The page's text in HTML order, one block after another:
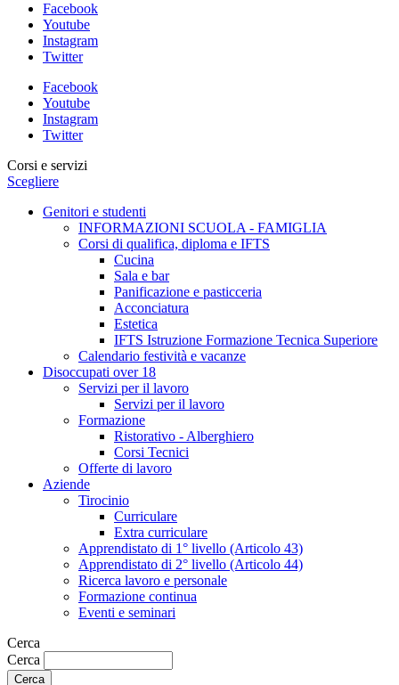
Facebook
Youtube
Instagram
Twitter
Facebook
Youtube
Instagram
Twitter
Corsi e servizi
Scegliere
Genitori e studenti
INFORMAZIONI SCUOLA - FAMIGLIA
Corsi di qualifica, diploma e IFTS
Cucina
Sala e bar
Panificazione e pasticceria
Acconciatura
Estetica
IFTS Istruzione Formazione Tecnica Superiore
Calendario festività e vacanze
Disoccupati over 18
Servizi per il lavoro
Servizi per il lavoro
Formazione
Ristorativo - Alberghiero
Corsi Tecnici
Offerte di lavoro
Aziende
Tirocinio
Curriculare
Extra curriculare
Apprendistato di 1° livello (Articolo 43)
Apprendistato di 2° livello (Articolo 44)
Ricerca lavoro e personale
Formazione continua
Eventi e seminari
Cerca
Cerca